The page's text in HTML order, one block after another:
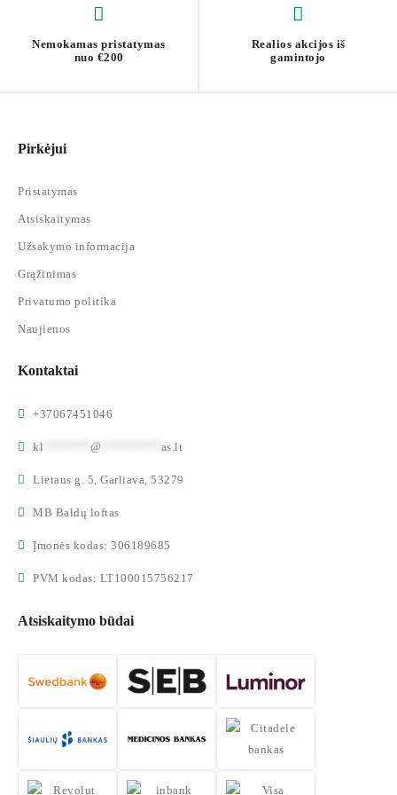
Nemokamas pristatymas
nuo €200
Realios akcijos iš
gamintojo
Pirkėjui
Pristatymas
Atsiskaitymas
Užsakymo informacija
Grąžinimas
Privatumo politika
Naujienos
Kontaktai
+37067451046
kl @ as.lt
Lietaus g. 5, Garliava, 53279
MB Baldų loftas
Įmonės kodas: 306189685
PVM kodas: LT100015756217
Atsiskaitymo būdai